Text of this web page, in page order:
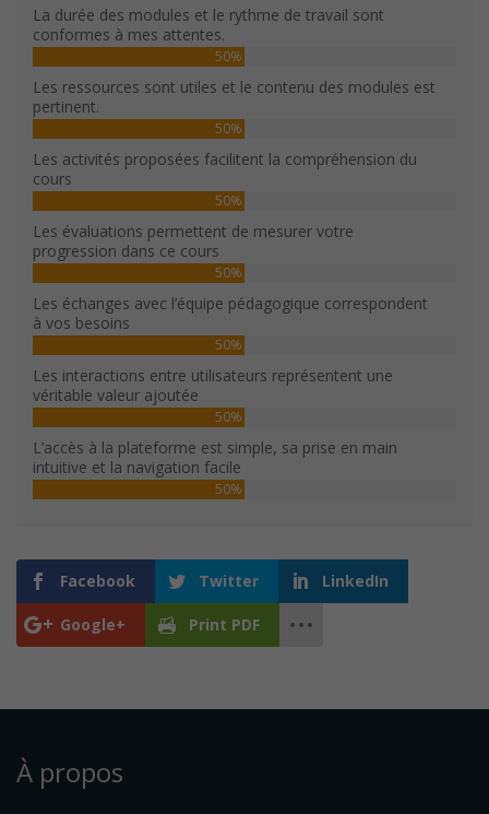
La durée des modules et le rythme de travail sont
conformes à mes attentes.
50%
Les ressources sont utiles et le contenu des modules est
pertinent.
50%
Les activités proposées facilitent la compréhension du
cours
50%
Les évaluations permettent de mesurer votre
progression dans ce cours
50%
Les échanges avec l’équipe pédagogique correspondent
à vos besoins
50%
Les interactions entre utilisateurs représentent une
véritable valeur ajoutée
50%
L’accès à la plateforme est simple, sa prise en main
intuitive et la navigation facile
50%
Facebook Twitter LinkedIn
Google+ Print PDF
À propos